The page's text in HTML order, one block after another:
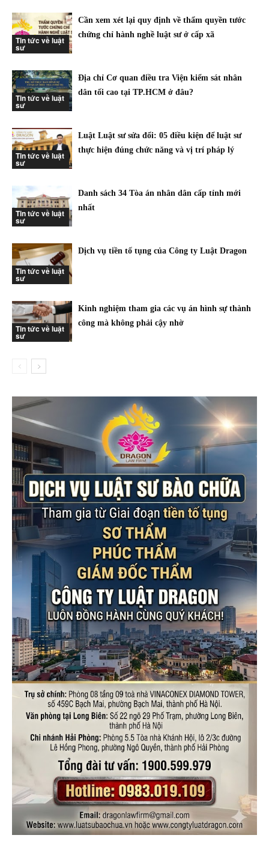
Tin tức về luật
sư
Cần xem xét lại quy định về thẩm quyền tước
chứng chỉ hành nghề luật sư ở cấp xã
Tin tức về luật
sư
Địa chỉ Cơ quan điều tra Viện kiểm sát nhân
dân tối cao tại TP.HCM ở đâu?
Tin tức về luật
sư
Luật Luật sư sửa đổi: 05 điều kiện để luật sư
thực hiện đúng chức năng và vị trí pháp lý
Tin tức về luật
sư
Danh sách 34 Tòa án nhân dân cấp tỉnh mới
nhất
Tin tức về luật
sư
Dịch vụ tiền tố tụng của Công ty Luật Dragon
Tin tức về luật
sư
Kinh nghiệm tham gia các vụ án hình sự thành
công mà không phải cậy nhờ